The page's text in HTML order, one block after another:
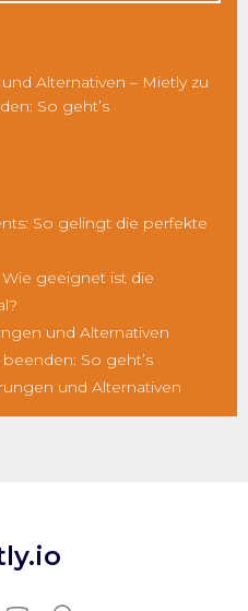
Alternativen – Mietlyzu
So geht’s
So gelingt die perfekte
geeignet ist die
und Alternativen
So geht’s
und Alternativen